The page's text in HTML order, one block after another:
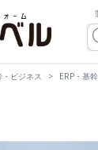
ビジネス ERP・基